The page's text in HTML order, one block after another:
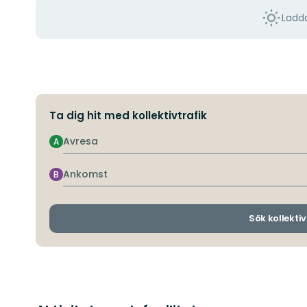
Ta dig hit med kollektivtrafik
Avresa
A
Ankomst
B
Sök